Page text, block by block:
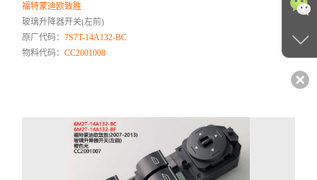
福特蒙迪欧致胜
玻璃升降器开关(左前)
原厂代码：7S7T-14A132-BC
物料代码：CC2001008